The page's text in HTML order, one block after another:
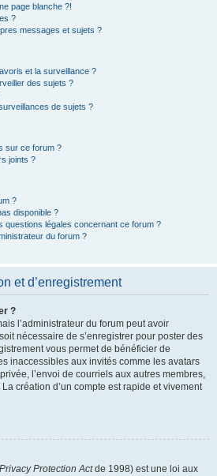
page blanche ?!
?
messages et sujets ?
et la surveillance ?
des sujets ?
de sujets ?
sur ce forum ?
joints ?
?
disponible ?
questions légales concernant ce forum ?
du forum ?
et d’enregistrement
?
l’administrateur du forum peut avoir
nécessaire de s’enregistrer pour poster des
vous permet de bénéficier de
inaccessibles aux invités comme les avatars
l’envoi de courriels aux autres membres,
création d’un compte est rapide et vivement
Protection Actde 1998) est une loi aux